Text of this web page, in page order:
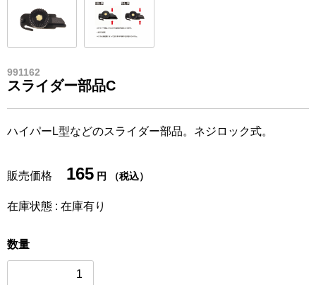
991162
スライダー部品C
ハイパーL型などのスライダー部品。ネジロック式。
販売価格 165 円 （税込）
在庫状態 : 在庫有り
数量